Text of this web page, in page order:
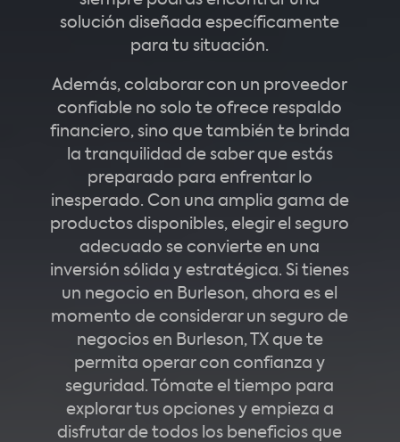
solución diseñada específicamente
para tu situación.
Además, colaborar con un proveedor
confiable no solo te ofrece respaldo
financiero, sino que también te brinda
la tranquilidad de saber que estás
preparado para enfrentar lo
inesperado. Con una amplia gama de
productos disponibles, elegir el seguro
adecuado se convierte en una
inversión sólida y estratégica. Si tienes
un negocio en Burleson, ahora es el
momento de considerar un seguro de
negocios en Burleson, TX que te
permita operar con confianza y
seguridad. Tómate el tiempo para
explorar tus opciones y empieza a
disfrutar de todos los beneficios que